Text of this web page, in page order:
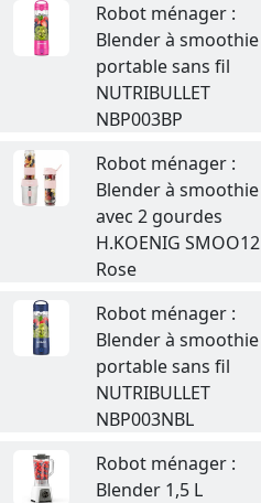
Robot ménager :
Blender à smoothie
portable sans fil
NUTRIBULLET
NBP003BP
Robot ménager :
Blender à smoothie
avec 2 gourdes
H.KOENIG SMOO12
Rose
Robot ménager :
Blender à smoothie
portable sans fil
NUTRIBULLET
NBP003NBL
Robot ménager :
Blender 1,5 L